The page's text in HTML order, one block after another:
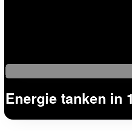
Energie tanken in